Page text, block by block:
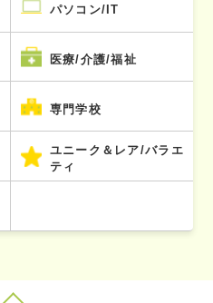
パソコン/IT
医療/介護/福祉
専門学校
ユニーク＆レア/バラエ
ティ